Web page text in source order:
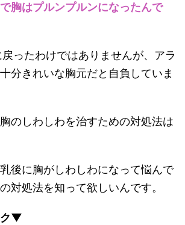
胸はプルンプルンになったんで
ったわけではありませんが、アラ
分きれいな胸元だと自負していま
のしわしわを治すための対処法は
後に胸がしわしわになって悩んで
対処法を知って欲しいんです。
ク▼